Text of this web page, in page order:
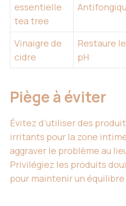
essentielle
tea tree
Vinaigre de
cidre
Restaure le
pH
Piège à éviter
Évitez d’utiliser des
irritants pour la zone
aggraver le problème au
Privilégiez les produits
pour maintenir un équilibre